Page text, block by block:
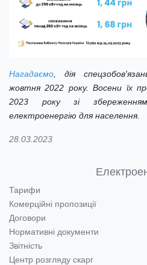
Нагадаємо , діяспецзобов'язан
жовтня 2022 року. Восени їх
2023 рокузі збереженням
електроенергію для населення.
28.03.2023
Тарифи
Комерційні пропозиції
Договори
Нормативні документи
Звітність
Центр розгляду скарг